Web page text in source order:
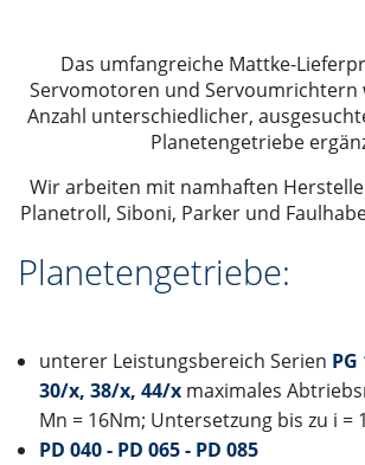
Das umfangreiche Mattke-
Servomotoren und Servoumrichtern
Anzahl unterschiedlicher,
Planetengetriebe
Wir arbeiten mit namhaften
Planetroll, Siboni, Parker und
Planetengetriebe:
unterer Leistungsbereich Serien
30/x, 38/x, 44/xmaximales
Mn = 16Nm; Untersetzung bis zu i =
PD 040 - PD 065 - PD 085